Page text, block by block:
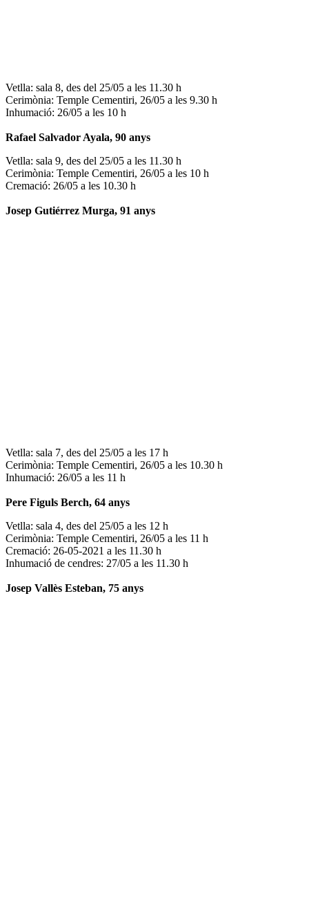
Vetlla: sala 8, des del 25/05 a les 11.30 h
Cerimònia: Temple Cementiri, 26/05 a les 9.30 h
Inhumació: 26/05 a les 10 h
Rafael Salvador Ayala, 90 anys
Vetlla: sala 9, des del 25/05 a les 11.30 h
Cerimònia: Temple Cementiri, 26/05 a les 10 h
Cremació: 26/05 a les 10.30 h
Josep Gutiérrez Murga, 91 anys
Vetlla: sala 7, des del 25/05 a les 17 h
Cerimònia: Temple Cementiri, 26/05 a les 10.30 h
Inhumació: 26/05 a les 11 h
Pere Figuls Berch, 64 anys
Vetlla: sala 4, des del 25/05 a les 12 h
Cerimònia: Temple Cementiri, 26/05 a les 11 h
Cremació: 26-05-2021 a les 11.30 h
Inhumació de cendres: 27/05 a les 11.30 h
Josep Vallès Esteban, 75 anys